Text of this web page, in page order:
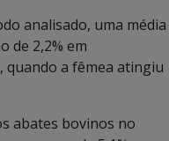
analisado, uma média
de 2,2% em
quando a fêmea atingiu
abates bovinos no